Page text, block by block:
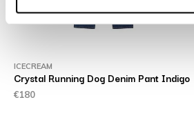
ICECREAM
Crystal Running Dog Denim Pant Indigo
€180